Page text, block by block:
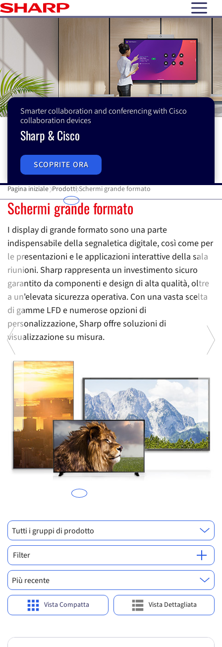
open
Smarter collaboration and conferencing with Cisco
collaboration devices
Sharp & Cisco
SCOPRITE ORA
Pagina iniziale Prodotti Schermi grande formato
Schermi grande formato
Previous
Schermi grande formato
I display di grande formato sono una parte
indispensabile della segnaletica digitale, così come per
le presentazioni e le applicazioni interattive della sala
riunioni. Sharp rappresenta un investimento sicuro
garantito da componenti e design di alta qualità, oltre
a un'elevata sicurezza operativa. Con una vasta scelta
di gamme LFD e numerose opzioni di
personalizzazione, Sharp offre soluzioni di
visualizzazione su misura.
Tutti i gruppi di prodotto
Filter
Più recente